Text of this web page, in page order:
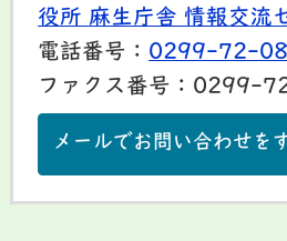
役所 麻生庁舎 情報交流
電話番号： 0299-72-
ファクス番号：0299-
メールでお問い合わせを